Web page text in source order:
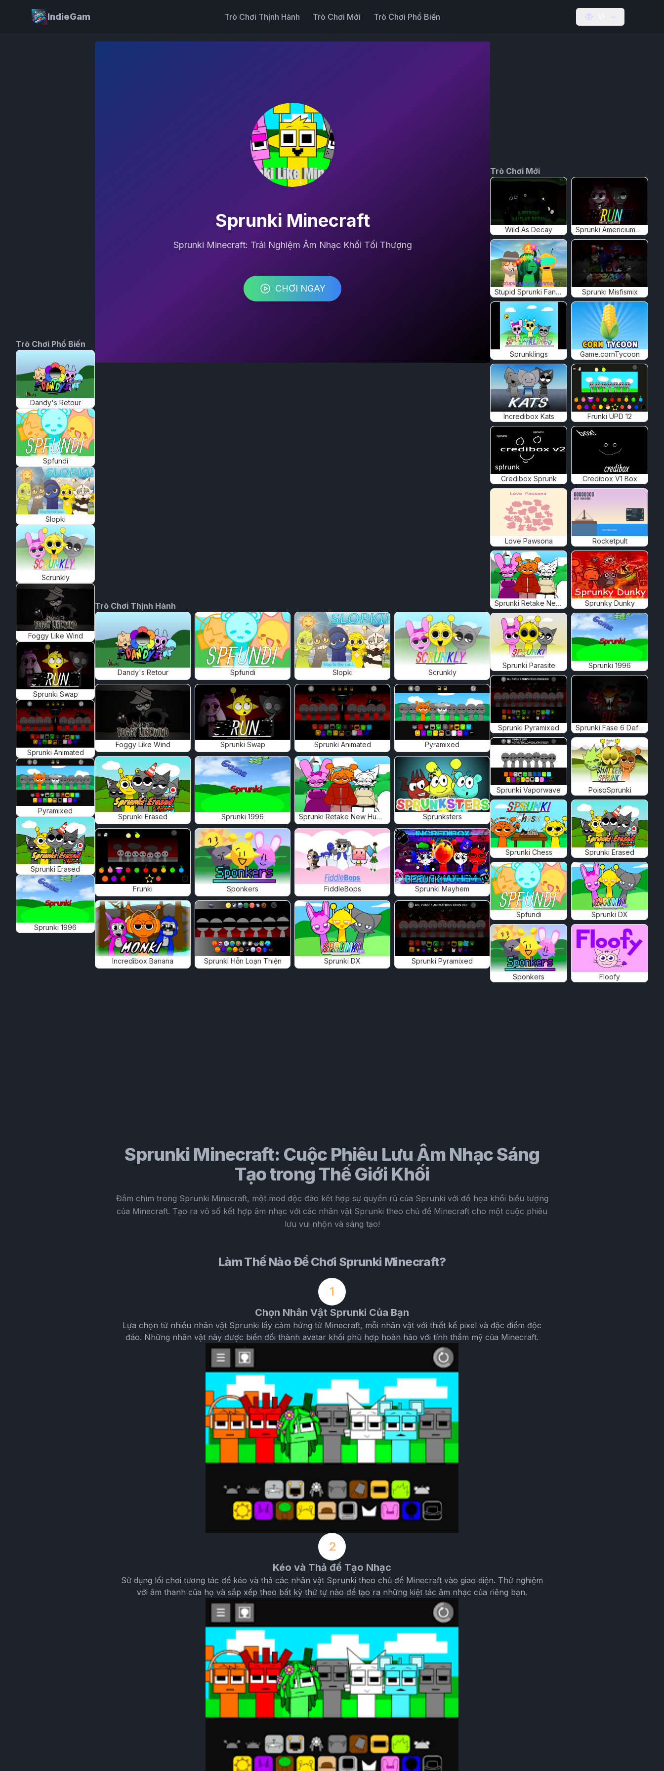
IndieGam Trò Chơi Thịnh Hành Trò Chơi Mới Trò Chơi Phổ Biến
Trò Chơi Phổ Biến
Dandy's Retour
Spfundi
Slopki
Scrunkly
Foggy Like Wind
Sprunki Swap
Sprunki Animated
Pyramixed
Sprunki Erased
Sprunki 1996
Sprunki Minecraft
Sprunki Minecraft: Trải Nghiệm Âm Nhạc Khối Tối Thượng
CHƠI NGAY
Trò Chơi Thịnh Hành
Dandy's Retour Spfundi Slopki Scrunkly
Foggy Like Wind Sprunki Swap Sprunki Animated Pyramixed
Sprunki Erased Sprunki 1996 Sprunki Retake New Human Sprunksters
Frunki Sponkers FiddleBops Sprunki Mayhem
Incredibox Banana Sprunki Hỗn Loạn Thiện Sprunki DX Sprunki Pyramixed
Trò Chơi Mới
Wild As Decay Sprunki Americiumed
Stupid Sprunki Fanmod Sprunki Misfismix
Sprunklings Game.cornTycoon
Incredibox Kats Frunki UPD 12
Credibox Sprunk Credibox V1 Box
Love Pawsona Rocketpult
Sprunki Retake New Human Sprunky Dunky
Sprunki Parasite Sprunki 1996
Sprunki Pyramixed Sprunki Fase 6 Definitiva
Sprunki Vaporwave PoisoSprunki
Sprunki Chess Sprunki Erased
Spfundi Sprunki DX
Sponkers Floofy
Sprunki Minecraft: Cuộc Phiêu Lưu Âm Nhạc Sáng
Tạo trong Thế Giới Khối
Đắm chìm trong Sprunki Minecraft, một mod độc đáo kết hợp sự quyến rũ của Sprunki với đồ họa khối biểu tượng
của Minecraft. Tạo ra vô số kết hợp âm nhạc với các nhân vật Sprunki theo chủ đề Minecraft cho một cuộc phiêu
lưu vui nhộn và sáng tạo!
Làm Thế Nào Để Chơi Sprunki Minecraft?
1
Chọn Nhân Vật Sprunki Của Bạn
Lựa chọn từ nhiều nhân vật Sprunki lấy cảm hứng từ Minecraft, mỗi nhân vật với thiết kế pixel và đặc điểm độc
đáo. Những nhân vật này được biến đổi thành avatar khối phù hợp hoàn hảo với tính thẩm mỹ của Minecraft.
2
Kéo và Thả để Tạo Nhạc
Sử dụng lối chơi tương tác để kéo và thả các nhân vật Sprunki theo chủ đề Minecraft vào giao diện. Thử nghiệm
với âm thanh của họ và sắp xếp theo bất kỳ thứ tự nào để tạo ra những kiệt tác âm nhạc của riêng bạn.